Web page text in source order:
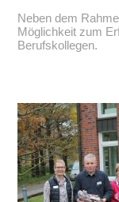
Neben dem
Möglichkeit zum
Berufskollegen.